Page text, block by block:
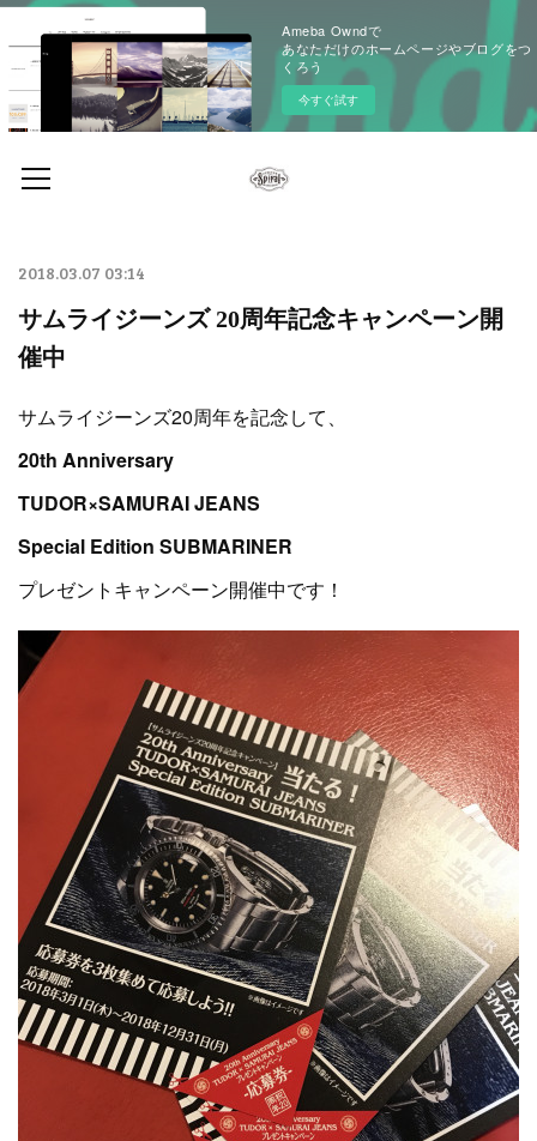
Ameba Owndで
あなただけのホームページやブログをつ
くろう
今すぐ試す
2018.03.07 03:14
サムライジーンズ 20周年記念キャンペーン開
催中
サムライジーンズ20周年を記念して、
20th Anniversary
TUDOR×SAMURAI JEANS
Special Edition SUBMARINER
プレゼントキャンペーン開催中です！